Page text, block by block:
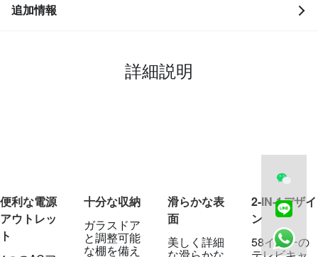
追加情報
詳細説明
便利な電源
アウトレッ
ト
十分な収納
ガラスドア
と調整可能
な棚を備え
滑らかな表
面
美しく詳細
2-IN-1デザイ
ン
58インチの